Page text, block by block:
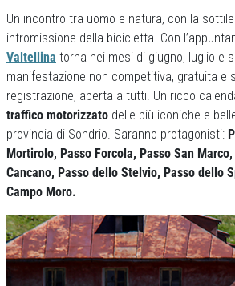
Un incontro tra uomo e natura, con la
intromissione della bicicletta. Con
Valtellina torna nei mesi di giugno, luglio e
manifestazione non competitiva, gratuita e
registrazione, aperta a tutti. Un ricco
traffico motorizzato delle più iconiche e
provincia di Sondrio. Saranno protagonisti:
Mortirolo, Passo Forcola, Passo San
Cancano, Passo dello Stelvio, Passo dello
Campo Moro.